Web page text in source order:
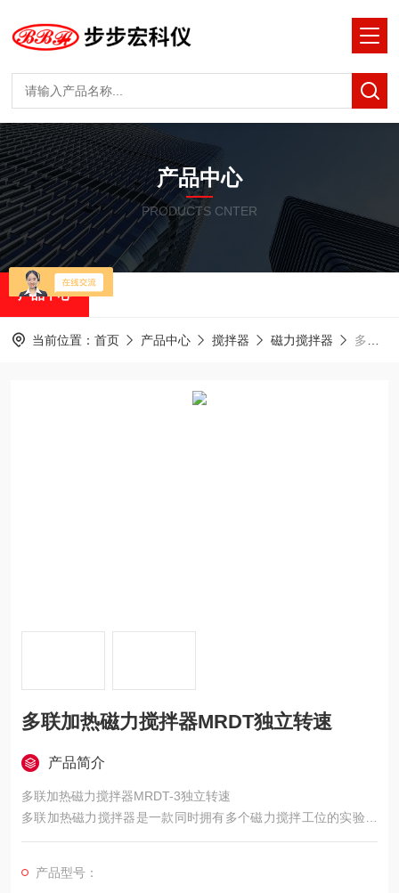
产品中心
PRODUCTS CNTER
产品中心
当前位置： 首页 产品中心 搅拌器 磁力搅拌器 多联加热磁力搅拌器MRDT独立转速
多联加热磁力搅拌器MRDT独立转速
产品简介
多联加热磁力搅拌器MRDT-3独立转速
多联加热磁力搅拌器是一款同时拥有多个磁力搅拌工位的实验仪
器，每个工位均可独立设置转速，使得每个混匀实验更加灵活，
化学，生物和医药等行业。
产品型号：